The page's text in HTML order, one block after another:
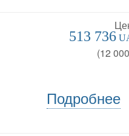
513 736
(12 000
Подробнее